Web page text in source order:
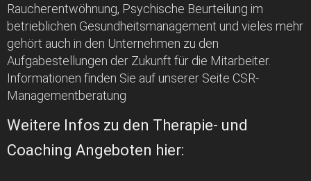
Raucherentwöhnung, Psychische Beurteilung im
betrieblichen Gesundheitsmanagement und vieles mehr
gehört auch in den Unternehmen zu den
Aufgabestellungen der Zukunft für die Mitarbeiter.
Informationen finden Sie auf unserer Seite CSR-
Managementberatung
Weitere Infos zu den Therapie- und
Coaching Angeboten hier: